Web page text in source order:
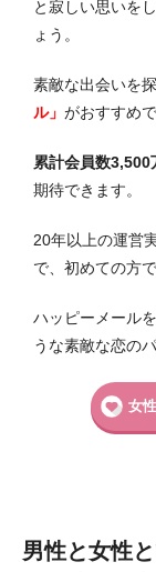
と寂しい思いを
ょう。
素敵な出会いを探
ル」 がおすすめで
累計会員数3,500
期待できます。
20年以上の運営
で、初めての方
ハッピーメール
うな素敵な恋の
女
男性と女性